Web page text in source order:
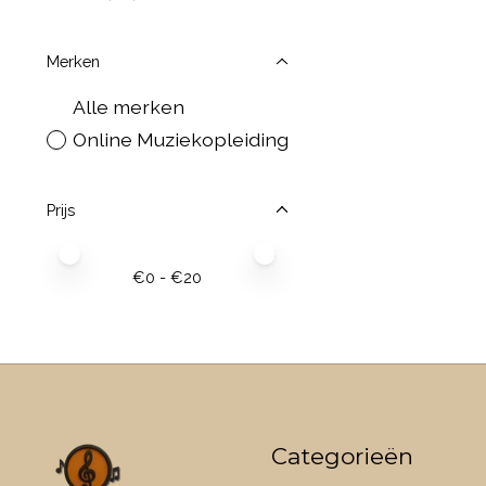
Merken
Alle merken
Online Muziekopleiding
Prijs
€0 - €20
Categorieën